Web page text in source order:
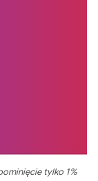
tylko 1%